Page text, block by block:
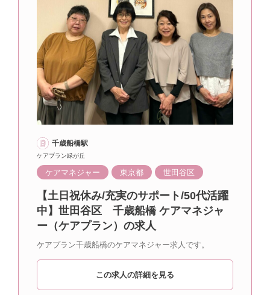
千歳船橋駅
ケアプラン緑が丘
ケアマネジャー 東京都 世田谷区
【土日祝休み/充実のサポート/50代活躍
中】世田谷区 千歳船橋 ケアマネジャ
ー（ケアプラン）の求人
ケアプラン千歳船橋のケアマネジャー求人です。
この求人の詳細を見る